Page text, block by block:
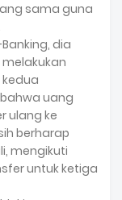
sama guna
dia
uang
ulang ke
berharap
mengikuti
untuk ketiga